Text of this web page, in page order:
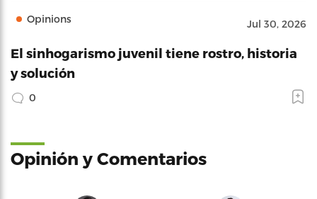
Opinions Jul 30, 2026
El sinhogarismo juvenil tiene rostro, historia
y solución
0
Opinión y Comentarios